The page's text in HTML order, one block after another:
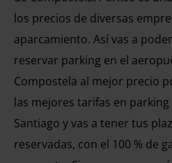
los precios de diversas
aparcamiento. Así vas a
reservar parking en el
Compostela al mejor precio
las mejores tarifas en
Santiago y vas a tener tus
reservadas, con el 100 % de